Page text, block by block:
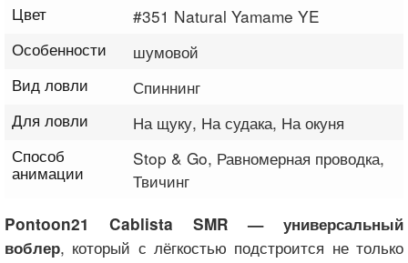
Цвет
#351 Natural Yamame YE
Особенности
шумовой
Вид ловли
Спиннинг
Для ловли
На щуку, На судака, На окуня
Способ
анимации
Stop & Go, Равномерная проводка,
Твичинг
Pontoon21 Cablista SMR — универсальный
воблер, который с лёгкостью подстроится не только